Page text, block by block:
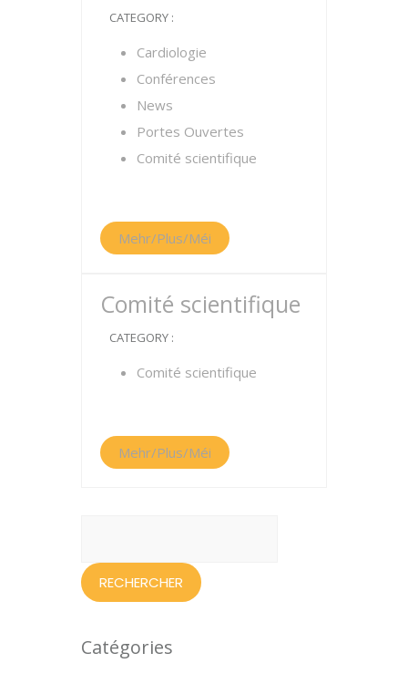
CATEGORY :
Cardiologie
Conférences
News
Portes Ouvertes
Comité scientifique
Mehr/Plus/Méi
Comité scientifique
CATEGORY :
Comité scientifique
Mehr/Plus/Méi
Catégories